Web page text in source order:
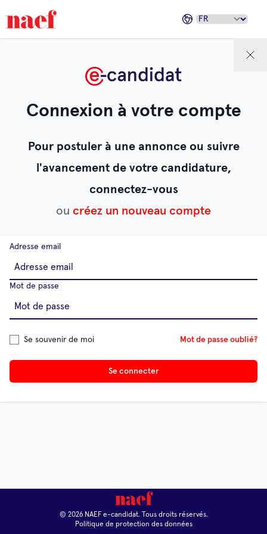
Connexion à votre compte
Pour postuler à une annonce ou suivre
l'avancement de votre candidature,
connectez-vous
ou créez un nouveau compte
Adresse email
Mot de passe
Se souvenir de moi Mot de passe oublié?
Se connecter
© 2026 NAEF e-candidat. Tous droits réservés.
Politique de protection des données